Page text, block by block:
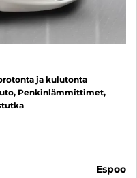
ja kulutonta
Penkinlämmittimet,
espoo